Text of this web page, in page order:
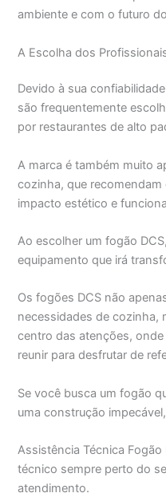
ambiente e com o futuro
A Escolha dos
Devido à sua
são frequentemente
por restaurantes de alto
A marca é também muito
cozinha, que
impacto estético e
Ao escolher um fogão
equipamento que irá
Os fogões DCS não
necessidades de cozinha,
centro das atenções,
reunir para desfrutar de
Se você busca um fogão
uma construção
Assistência Técnica
técnico sempre perto do
atendimento.